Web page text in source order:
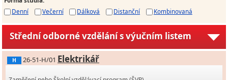
Denní
Večerní Dálková Distanční Kombinovaná
Střední odborné vzdělání s výučním listem
H 26-51-H/01 Elektrikář